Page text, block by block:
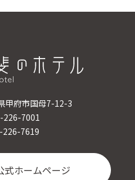
甲府市国母7-12-3
226-7001
226-7619
式ホームページ